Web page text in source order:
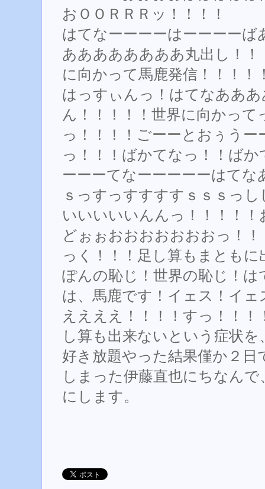
おＯＯＲＲＲッ！！！！
はてなーーーーはーーーー
ああああああああ丸出し！！
に向かって馬鹿発信！！！
はっすぃんっ！はてなああ
ん！！！！！世界に向かっ
っ！！！！ごーーとおぅう
っ！！！ばかてなっ！！ば
ーーーてなーーーーーはて
ｓっすっすすすすｓｓｓっ
いいいいいんんっ！！！！
どぉぉおおおおおおおっ！
っく！！！足し算もまとも
ぽんの恥じ！世界の恥じ！
は、馬鹿です！イェス！イ
ええええ！！！！すっ！！
し算も出来ないという症状
好き放題やった結果僅か２日
しまった伊藤直也にちなん
にします。